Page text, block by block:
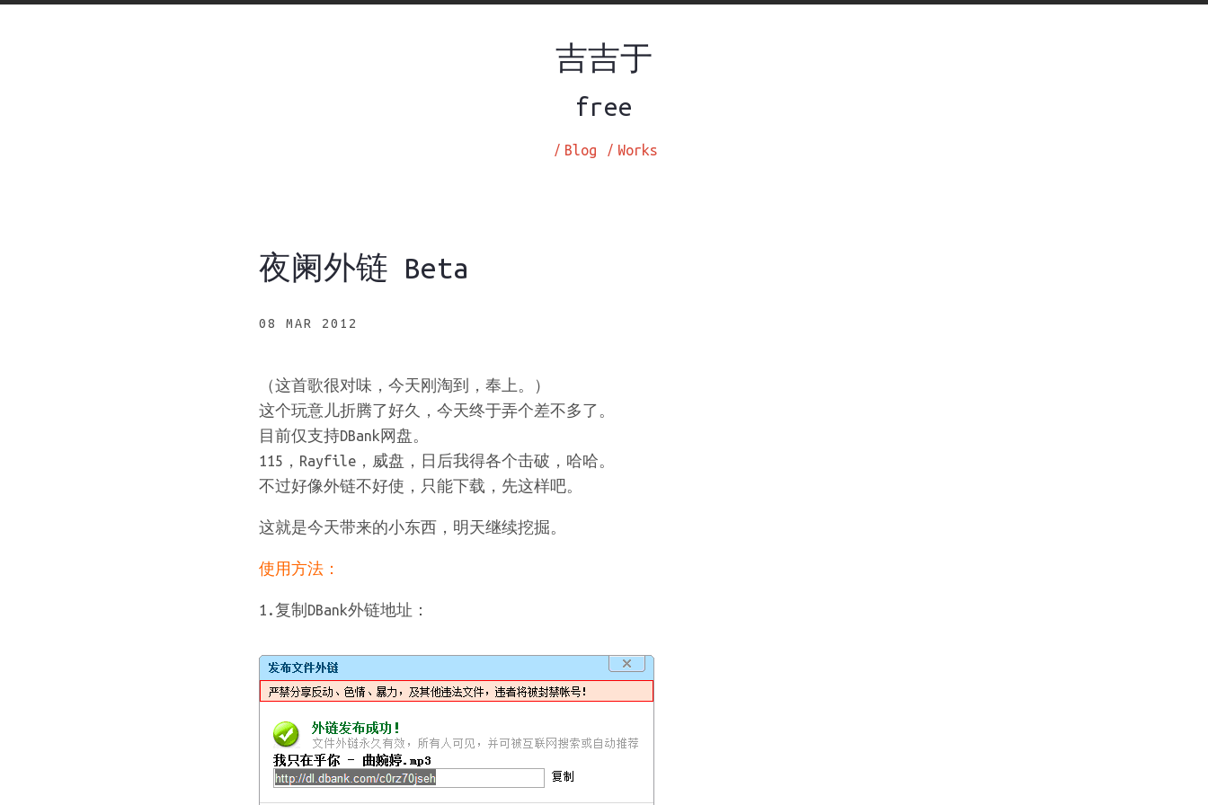
吉吉于
free
Blog
/ Works
/
夜阑外链 Beta
08 MAR 2012
（这首歌很对味，今天刚淘到，奉上。）
这个玩意儿折腾了好久，今天终于弄个差不多了。
目前仅支持DBank网盘。
115，Rayfile，威盘，日后我得各个击破，哈哈。
不过好像外链不好使，只能下载，先这样吧。
这就是今天带来的小东西，明天继续挖掘。
使用方法：
1.复制DBank外链地址：